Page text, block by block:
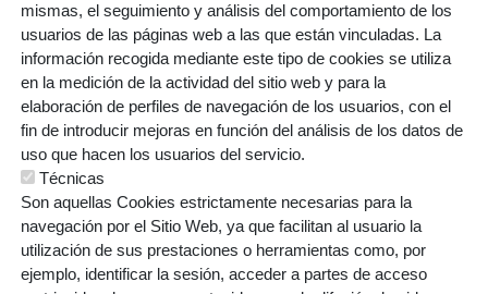
ARMENTIA IKASTOLA, S. COOP.
Gaztelako ataria, 101 - 01007 (GASTEIZ)
T: 945 145 445 | E:armentia@ikastola.eus
© Eskubide guztiak bere esku
mismas, el seguimiento y análisis del comportamiento de los
usuarios de las páginas web a las que están vinculadas. La
información recogida mediante este tipo de cookies se utiliza
en la medición de la actividad del sitio web y para la
elaboración de perfiles de navegación de los usuarios, con el
fin de introducir mejoras en función del análisis de los datos de
uso que hacen los usuarios del servicio.
Técnicas
Son aquellas Cookies estrictamente necesarias para la
navegación por el Sitio Web, ya que facilitan al usuario la
utilización de sus prestaciones o herramientas como, por
ejemplo, identificar la sesión, acceder a partes de acceso